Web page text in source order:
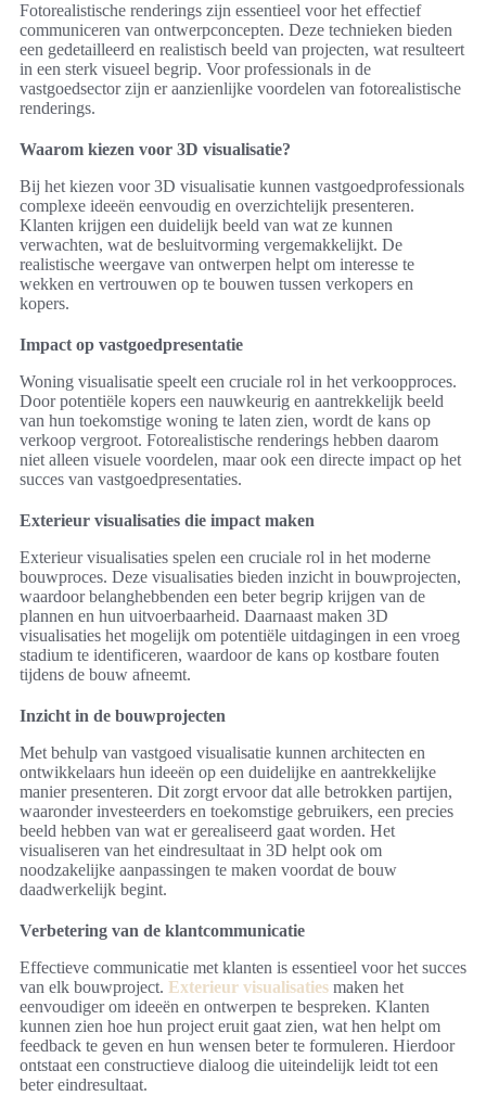
Fotorealistische renderings zijn essentieel voor het effectief
communiceren van ontwerpconcepten. Deze technieken bieden
een gedetailleerd en realistisch beeld van projecten, wat resulteert
in een sterk visueel begrip. Voor professionals in de
vastgoedsector zijn er aanzienlijke voordelen van fotorealistische
renderings.
Waarom kiezen voor 3D visualisatie?
Bij het kiezen voor 3D visualisatie kunnen vastgoedprofessionals
complexe ideeën eenvoudig en overzichtelijk presenteren.
Klanten krijgen een duidelijk beeld van wat ze kunnen
verwachten, wat de besluitvorming vergemakkelijkt. De
realistische weergave van ontwerpen helpt om interesse te
wekken en vertrouwen op te bouwen tussen verkopers en
kopers.
Impact op vastgoedpresentatie
Woning visualisatie speelt een cruciale rol in het verkoopproces.
Door potentiële kopers een nauwkeurig en aantrekkelijk beeld
van hun toekomstige woning te laten zien, wordt de kans op
verkoop vergroot. Fotorealistische renderings hebben daarom
niet alleen visuele voordelen, maar ook een directe impact op het
succes van vastgoedpresentaties.
Exterieur visualisaties die impact maken
Exterieur visualisaties spelen een cruciale rol in het moderne
bouwproces. Deze visualisaties bieden inzicht in bouwprojecten,
waardoor belanghebbenden een beter begrip krijgen van de
plannen en hun uitvoerbaarheid. Daarnaast maken 3D
visualisaties het mogelijk om potentiële uitdagingen in een vroeg
stadium te identificeren, waardoor de kans op kostbare fouten
tijdens de bouw afneemt.
Inzicht in de bouwprojecten
Met behulp van vastgoed visualisatie kunnen architecten en
ontwikkelaars hun ideeën op een duidelijke en aantrekkelijke
manier presenteren. Dit zorgt ervoor dat alle betrokken partijen,
waaronder investeerders en toekomstige gebruikers, een precies
beeld hebben van wat er gerealiseerd gaat worden. Het
visualiseren van het eindresultaat in 3D helpt ook om
noodzakelijke aanpassingen te maken voordat de bouw
daadwerkelijk begint.
Verbetering van de klantcommunicatie
Effectieve communicatie met klanten is essentieel voor het succes
van elk bouwproject. Exterieur visualisaties maken het
eenvoudiger om ideeën en ontwerpen te bespreken. Klanten
kunnen zien hoe hun project eruit gaat zien, wat hen helpt om
feedback te geven en hun wensen beter te formuleren. Hierdoor
ontstaat een constructieve dialoog die uiteindelijk leidt tot een
beter eindresultaat.